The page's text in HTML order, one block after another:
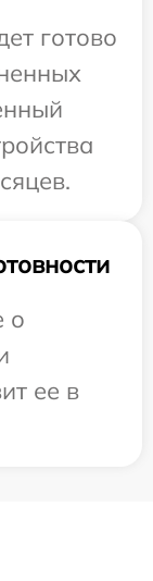
готово
о
ее в